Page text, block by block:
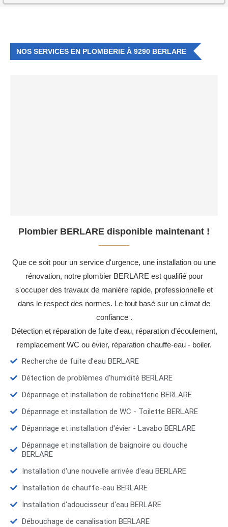
NOS SERVICES EN PLOMBERIE À 9290 BERLARE
Plombier BERLARE disponible maintenant !
Que ce soit pour un service d'urgence, une installation ou une
rénovation, notre plombier BERLARE est qualifié pour
s'occuper des travaux de manière rapide, professionnelle et
dans le respect des normes. Le tout basé sur un climat de
confiance .
Détection et réparation de fuite d'eau, réparation d’écoulement,
remplacement WC ou évier, réparation chauffe-eau - boiler.
Recherche de fuite d’eau BERLARE
Détection de problèmes d'humidité BERLARE
Dépannage et installation de robinetterie BERLARE
Dépannage et installation de WC - Toilette BERLARE
Dépannage et installation d'évier - Lavabo BERLARE
Dépannage et installation de baignoire ou douche
BERLARE
Installation d'une nouvelle arrivée d'eau BERLARE
Installation de chauffe-eau BERLARE
Installation d’adoucisseur d'eau BERLARE
Débouchage de canalisation BERLARE